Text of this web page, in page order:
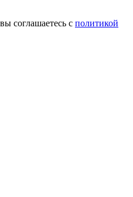
соглашаетесь с политикой